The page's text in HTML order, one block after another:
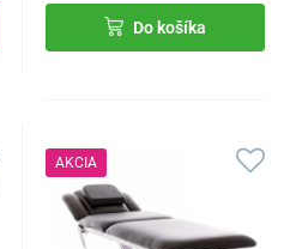
Do košíka
AKCIA